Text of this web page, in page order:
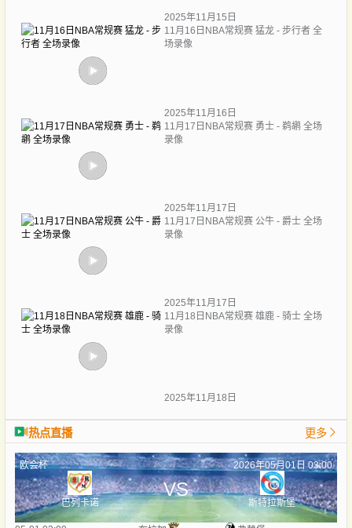
2025年11月15日
11月16日NBA常规赛 猛龙 - 步行者 全
场录像
2025年11月16日
11月17日NBA常规赛 勇士 - 鹈鹕 全场
录像
2025年11月17日
11月17日NBA常规赛 公牛 - 爵士 全场
录像
2025年11月17日
11月18日NBA常规赛 雄鹿 - 骑士 全场
录像
2025年11月18日
热点直播 更多
欧会杯 2026年05月01日 03:00
巴列卡诺
VS
斯特拉斯堡